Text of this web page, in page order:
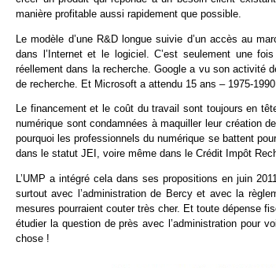
manière profitable aussi rapidement que possible.
Le modèle d’une R&D longue suivie d’un accès au
dans l’Internet et le logiciel. C’est seulement une
réellement dans la recherche. Google a vu son activité
de recherche. Et Microsoft a attendu 15 ans – 1975-
Le financement et le coût du travail sont toujours en
numérique sont condamnées à maquiller leur création
pourquoi les professionnels du numérique se battent
dans le statut JEI, voire même dans le Crédit Impôt
L’UMP a intégré cela dans ses propositions en juin
surtout avec l’administration de Bercy et avec la
mesures pourraient couter très cher. Et toute dépense
étudier la question de près avec l’administration pour
chose !